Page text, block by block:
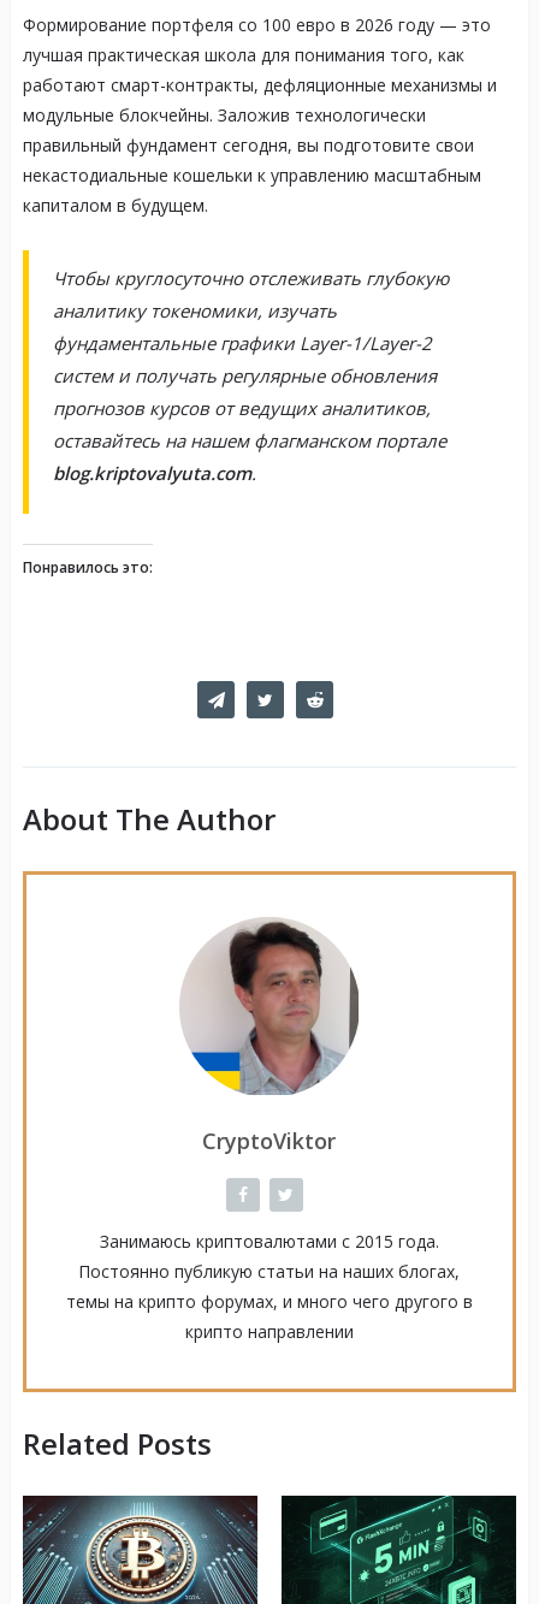
Формирование портфеля со 100 евро в 2026 году — это
лучшая практическая школа для понимания того, как
работают смарт-контракты, дефляционные механизмы и
модульные блокчейны. Заложив технологически
правильный фундамент сегодня, вы подготовите свои
некастодиальные кошельки к управлению масштабным
капиталом в будущем.
Чтобы круглосуточно отслеживать глубокую
аналитику токеномики, изучать
фундаментальные графики Layer-1/Layer-2
систем и получать регулярные обновления
прогнозов курсов от ведущих аналитиков,
оставайтесь на нашем флагманском портале
blog.kriptovalyuta.com.
Понравилось это:
About The Author
CryptoViktor
Занимаюсь криптовалютами с 2015 года.
Постоянно публикую статьи на наших блогах,
темы на крипто форумах, и много чего другого в
крипто направлении
Related Posts